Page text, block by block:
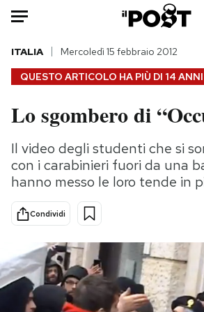
Auto
HOME
Italia
Politica
Scienza
Economia
Sport
Moda
QUESTO ARTICOLO HA PIÙ DI 14 ANNI
ITALIA Mercoledì 15 febbraio 2012
Lo sgombero di
Il video degli studenti che si
con i carabinieri fuori da una
hanno messo le loro tende in
Condividi